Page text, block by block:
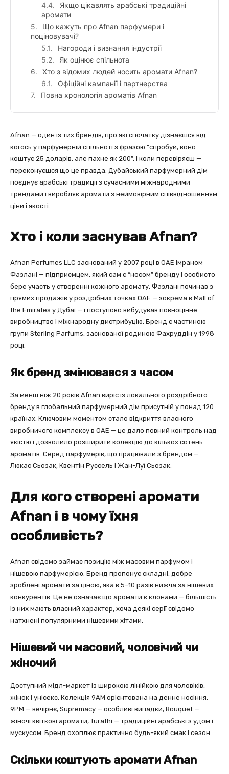
Якщо цікавлять арабські традиційні
аромати
Що кажуть про Afnan парфумери і
поціновувачі?
Нагороди і визнання індустрії
Як оцінює спільнота
Хто з відомих людей носить аромати Afnan?
Офіційні кампанії і партнерства
Повна хронологія ароматів Afnan
Afnan — один із тих брендів, про які спочатку дізнаєшся від
когось у парфумерній спільноті з фразою “спробуй, воно
коштує 25 доларів, але пахне як 200”. І коли перевіряєш —
переконуєшся що це правда. Дубайський парфумерний дім
поєднує арабські традиції з сучасними міжнародними
трендами і виробляє аромати з неймовірним співвідношенням
ціни і якості.
Хто і коли заснував Afnan?
Afnan Perfumes LLC заснований у 2007 році в ОАЕ Імраном
Фазлані — підприємцем, який сам є “носом” бренду і особисто
бере участь у створенні кожного аромату. Фазлані починав з
прямих продажів у роздрібних точках ОАЕ — зокрема в Mall of
the Emirates у Дубаї — і поступово вибудував повноцінне
виробництво і міжнародну дистрибуцію. Бренд є частиною
групи Sterling Parfums, заснованої родиною Фахруддін у 1998
році.
Як бренд змінювався з часом
За менш ніж 20 років Afnan виріс із локального роздрібного
бренду в глобальний парфумерний дім присутній у понад 120
країнах. Ключовим моментом стало відкриття власного
виробничого комплексу в ОАЕ — це дало повний контроль над
якістю і дозволило розширити колекцію до кількох сотень
ароматів. Серед парфумерів, що працювали з брендом —
Люкас Сьозак, Квентін Руссель і Жан-Луї Сьозак.
Для кого створені аромати
Afnan і в чому їхня
особливість?
Afnan свідомо займає позицію між масовим парфумом і
нішевою парфумерією. Бренд пропонує складні, добре
зроблені аромати за ціною, яка в 5–10 разів нижча за нішевих
конкурентів. Це не означає що аромати є клонами — більшість
із них мають власний характер, хоча деякі серії свідомо
натхнені популярними нішевими хітами.
Нішевий чи масовий, чоловічий чи
жіночий
Доступний мідл-маркет із широкою лінійкою для чоловіків,
жінок і унісекс. Колекція 9AM орієнтована на денне носіння,
9PM — вечірнє, Supremacy — особливі випадки, Bouquet —
жіночі квіткові аромати, Turathi — традиційні арабські з удом і
мускусом. Бренд охоплює практично будь-який смак і сезон.
Скільки коштують аромати Afnan